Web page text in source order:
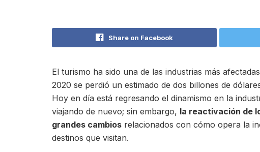
Share on Facebook
El turismo ha sido una de las industrias más
2020 se perdió un estimado de dos billones de
Hoy en día está regresando el dinamismo en la
viajando de nuevo; sin embargo, la reactivación de
grandes cambios relacionados con cómo opera la
destinos que visitan.